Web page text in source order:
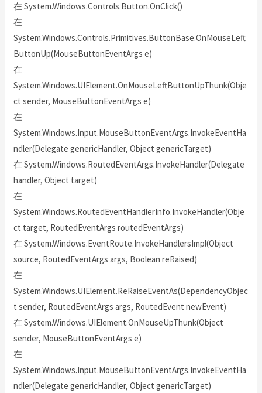
在 System.Windows.Controls.Button.OnClick()
在
System.Windows.Controls.Primitives.ButtonBase.OnMouseLeft
ButtonUp(MouseButtonEventArgs e)
在
System.Windows.UIElement.OnMouseLeftButtonUpThunk(Obje
ct sender, MouseButtonEventArgs e)
在
System.Windows.Input.MouseButtonEventArgs.InvokeEventHa
ndler(Delegate genericHandler, Object genericTarget)
在 System.Windows.RoutedEventArgs.InvokeHandler(Delegate
handler, Object target)
在
System.Windows.RoutedEventHandlerInfo.InvokeHandler(Obje
ct target, RoutedEventArgs routedEventArgs)
在 System.Windows.EventRoute.InvokeHandlersImpl(Object
source, RoutedEventArgs args, Boolean reRaised)
在
System.Windows.UIElement.ReRaiseEventAs(DependencyObjec
t sender, RoutedEventArgs args, RoutedEvent newEvent)
在 System.Windows.UIElement.OnMouseUpThunk(Object
sender, MouseButtonEventArgs e)
在
System.Windows.Input.MouseButtonEventArgs.InvokeEventHa
ndler(Delegate genericHandler, Object genericTarget)